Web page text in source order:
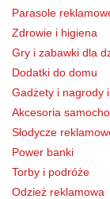
Parasole
Zdrowie i higiena
Gry i zabawki dla
Dodatki do domu
Gadżety i nagrody
Akcesoria
Słodycze
Power banki
Torby i podróże
Odzież reklamowa